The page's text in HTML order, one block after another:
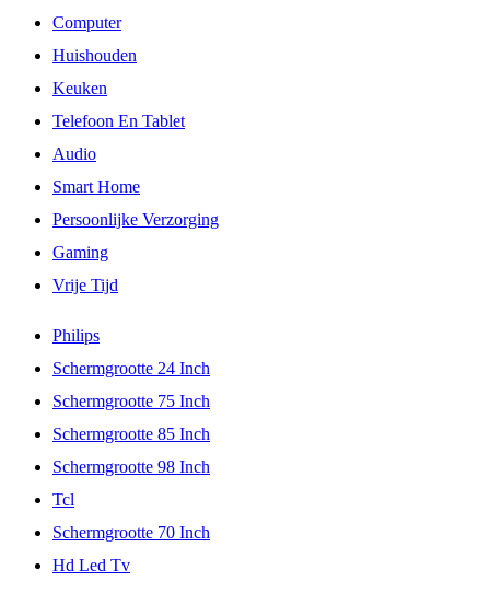
Computer
Huishouden
Keuken
Telefoon En Tablet
Audio
Smart Home
Persoonlijke Verzorging
Gaming
Vrije Tijd
Philips
Schermgrootte 24 Inch
Schermgrootte 75 Inch
Schermgrootte 85 Inch
Schermgrootte 98 Inch
Tcl
Schermgrootte 70 Inch
Hd Led Tv